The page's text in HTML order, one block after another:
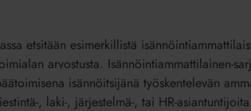
etsitään esimerkillistä
arvostusta. Isännöintiammattilainen-
isännöitsijänä työskentelevän
, laki-, järjestelmä-, tai HR-asiantuntijoita.